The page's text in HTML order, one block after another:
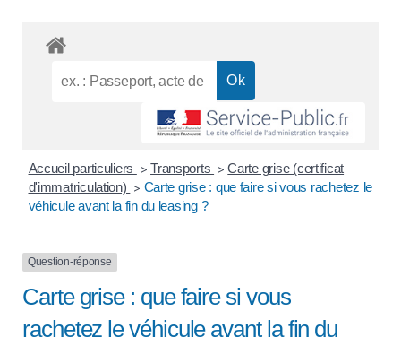
Accueil particuliers > Transports > Carte grise (certificat
d'immatriculation) > Carte grise : que faire si vous rachetez le
véhicule avant la fin du leasing ?
Question-réponse
Carte grise : que faire si vous
rachetez le véhicule avant la fin du